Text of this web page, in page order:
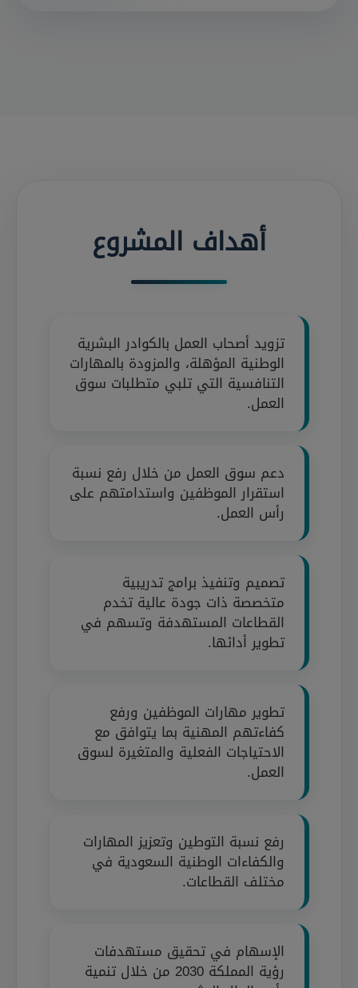
أهداف المشروع
تزويد أصحاب العمل بالكوادر البشرية
الوطنية المؤهلة، والمزودة بالمهارات
التنافسية التي تلبي متطلبات سوق
العمل.
دعم سوق العمل من خلال رفع نسبة
استقرار الموظفين واستدامتهم على
رأس العمل.
تصميم وتنفيذ برامج تدريبية
متخصصة ذات جودة عالية تخدم
القطاعات المستهدفة وتسهم في
تطوير أدائها.
تطوير مهارات الموظفين ورفع
كفاءتهم المهنية بما يتوافق مع
الاحتياجات الفعلية والمتغيرة لسوق
العمل.
رفع نسبة التوطين وتعزيز المهارات
والكفاءات الوطنية السعودية في
مختلف القطاعات.
الإسهام في تحقيق مستهدفات
رؤية المملكة 2030 من خلال تنمية